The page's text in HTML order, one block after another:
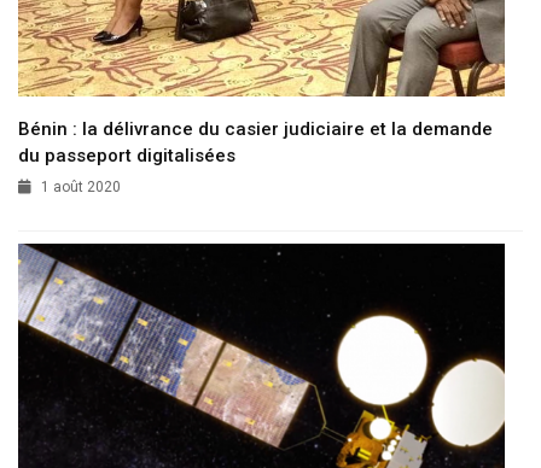
Bénin : la délivrance du casier judiciaire et la demande
du passeport digitalisées
1 août 2020